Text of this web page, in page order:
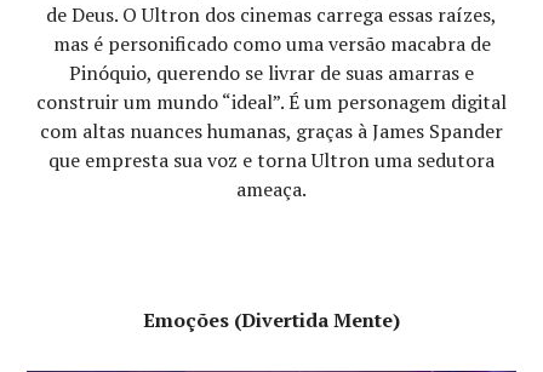
de Deus. O Ultron dos cinemas carrega essas raízes,
mas é personificado como uma versão macabra de
Pinóquio, querendo se livrar de suas amarras e
construir um mundo “ideal”. É um personagem digital
com altas nuances humanas, graças à James Spander
que empresta sua voz e torna Ultron uma sedutora
ameaça.
Emoções (Divertida Mente)